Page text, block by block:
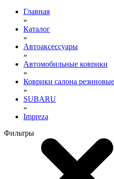
Главная
»
Каталог
»
Автоаксессуары
»
Автомобильные коврики
»
Коврики салона резиновые
»
SUBARU
»
Impreza
Фильтры